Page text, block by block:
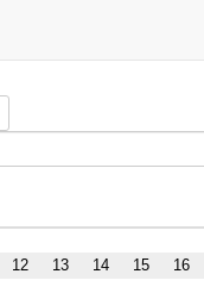
12 13 14 15 16